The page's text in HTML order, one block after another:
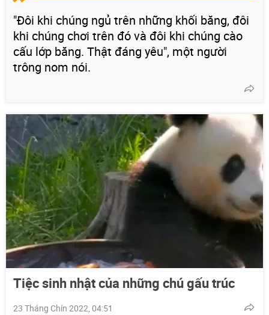
"Đôi khi chúng ngủ trên những khối băng, đôi
khi chúng chơi trên đó và đôi khi chúng cào
cấu lớp băng. Thật đáng yêu", một người
trông nom nói.
Tiệc sinh nhật của những chú gấu trúc
23 Tháng Chín 2022, 04:51